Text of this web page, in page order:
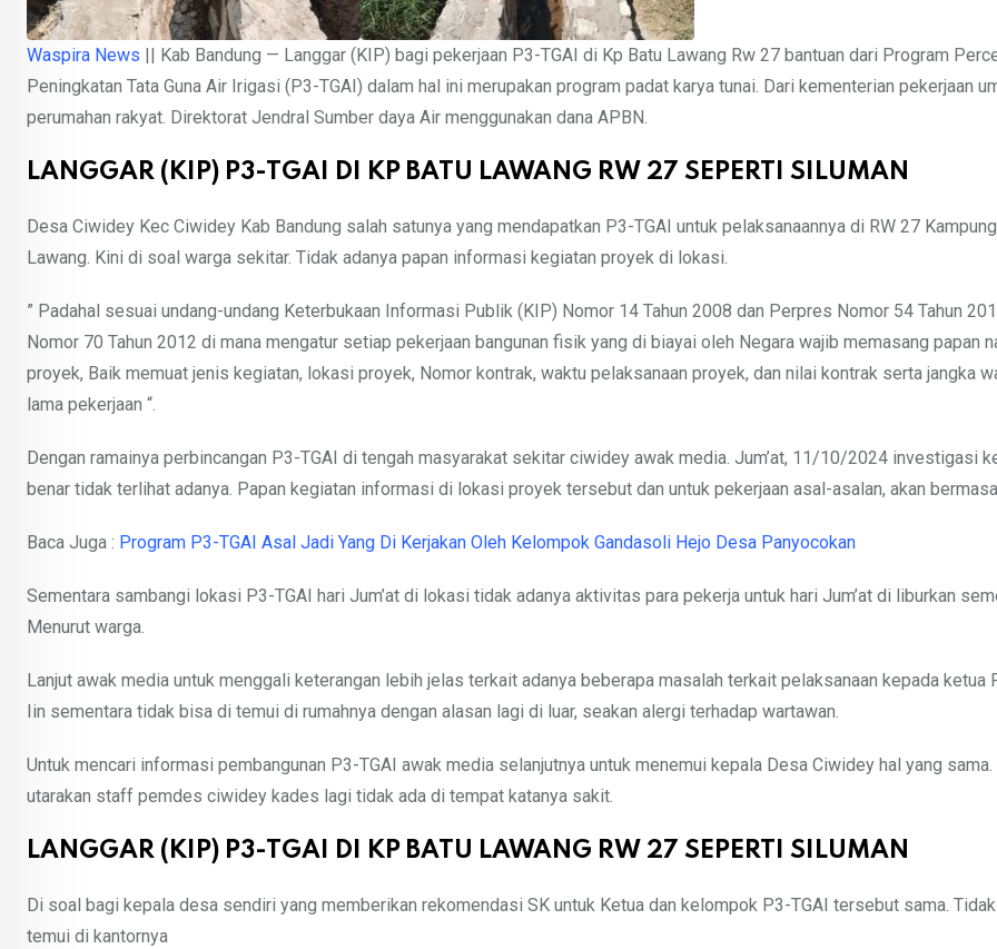
Waspira News || Kab Bandung — Langgar (KIP) bagi pekerjaan P3-TGAI di Kp Batu Lawang Rw 27 bantuan dari Program
Peningkatan Tata Guna Air Irigasi (P3-TGAI) dalam hal ini merupakan program padat karya tunai. Dari kementerian pekerjaan
perumahan rakyat. Direktorat Jendral Sumber daya Air menggunakan dana APBN.
LANGGAR (KIP) P3-TGAI DI KP BATU LAWANG RW 27 SEPERTI SILUMAN
Desa Ciwidey Kec Ciwidey Kab Bandung salah satunya yang mendapatkan P3-TGAI untuk pelaksanaannya di RW 27
Lawang. Kini di soal warga sekitar. Tidak adanya papan informasi kegiatan proyek di lokasi.
” Padahal sesuai undang-undang Keterbukaan Informasi Publik (KIP) Nomor 14 Tahun 2008 dan Perpres Nomor 54 Tahun
Nomor 70 Tahun 2012 di mana mengatur setiap pekerjaan bangunan fisik yang di biayai oleh Negara wajib memasang papan
proyek, Baik memuat jenis kegiatan, lokasi proyek, Nomor kontrak, waktu pelaksanaan proyek, dan nilai kontrak serta jangka
lama pekerjaan “.
Dengan ramainya perbincangan P3-TGAI di tengah masyarakat sekitar ciwidey awak media. Jum’at, 11/10/2024 investigasi
benar tidak terlihat adanya. Papan kegiatan informasi di lokasi proyek tersebut dan untuk pekerjaan asal-asalan, akan
Baca Juga : Program P3-TGAI Asal Jadi Yang Di Kerjakan Oleh Kelompok Gandasoli Hejo Desa Panyocokan
Sementara sambangi lokasi P3-TGAI hari Jum’at di lokasi tidak adanya aktivitas para pekerja untuk hari Jum’at di liburkan
Menurut warga.
Lanjut awak media untuk menggali keterangan lebih jelas terkait adanya beberapa masalah terkait pelaksanaan kepada ketua
Iin sementara tidak bisa di temui di rumahnya dengan alasan lagi di luar, seakan alergi terhadap wartawan.
Untuk mencari informasi pembangunan P3-TGAI awak media selanjutnya untuk menemui kepala Desa Ciwidey hal yang sama.
utarakan staff pemdes ciwidey kades lagi tidak ada di tempat katanya sakit.
LANGGAR (KIP) P3-TGAI DI KP BATU LAWANG RW 27 SEPERTI SILUMAN
Di soal bagi kepala desa sendiri yang memberikan rekomendasi SK untuk Ketua dan kelompok P3-TGAI tersebut sama.
temui di kantornya